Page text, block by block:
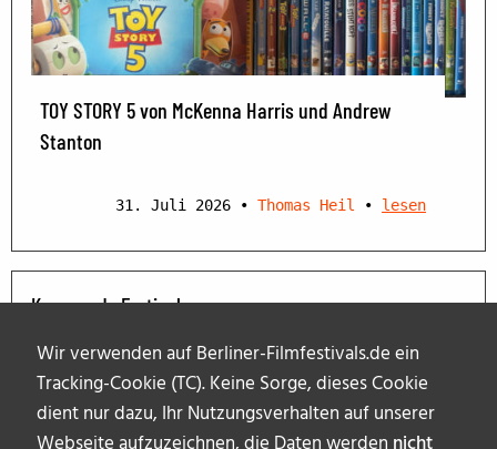
Wir verwenden auf Berliner-Filmfestivals.de ein
Tracking-Cookie (TC). Keine Sorge, dieses Cookie
dient nur dazu, Ihr Nutzungsverhalten auf unserer
TOY STORY 5 von McKenna Harris und Andrew
Stanton
31. Juli 2026 • Thomas Heil • lesen
Kommende Festivals